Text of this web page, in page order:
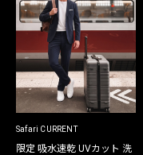
Safari CURRENT
限定 吸水速乾 UVカット 洗